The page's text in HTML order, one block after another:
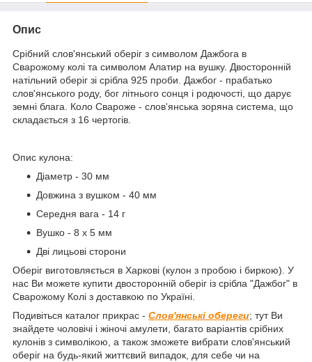
Опис
Срібний слов'янський оберіг з символом Дажбога в
Сварожому колі та символом Алатир на вушку. Двосторонній
натільний оберіг зі срібла 925 проби. Дажбог - прабатько
слов'янського роду, бог літнього сонця і родючості, що дарує
земні блага. Коло Свароже - слов'янська зоряна система, що
складається з 16 чертогів.
Опис кулона:
Діаметр - 30 мм
Довжина з вушком - 40 мм
Середня вага - 14 г
Вушко - 8 х 5 мм
Дві лицьові сторони
Оберіг виготовляється в Харкові (кулон з пробою і биркою). У
нас Ви можете купити двосторонній оберіг із срібла "Дажбог" в
Сварожому Колі з доставкою по Україні.
Подивіться каталог прикрас - Слов'янські обереги; тут Ви
знайдете чоловічі і жіночі амулети, багато варіантів срібних
кулонів з символікою, а також зможете вибрати слов'янський
оберіг на будь-який життєвий випадок, для себе чи на